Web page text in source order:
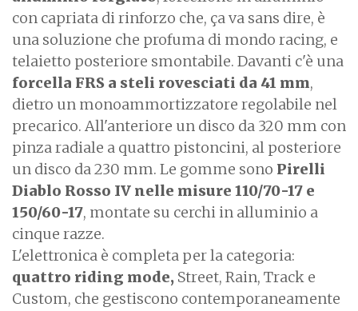
con capriata di rinforzo che, ça va sans dire, è
una soluzione che profuma di mondo racing, e
telaietto posteriore smontabile. Davanti c'è una
forcella FRS a steli rovesciati da 41 mm,
dietro un monoammortizzatore regolabile nel
precarico. All'anteriore un disco da 320 mm con
pinza radiale a quattro pistoncini, al posteriore
un disco da 230 mm. Le gomme sono Pirelli
Diablo Rosso IV nelle misure 110/70-17 e
150/60-17, montate su cerchi in alluminio a
cinque razze.
L'elettronica è completa per la categoria:
quattro riding mode, Street, Rain, Track e
Custom, che gestiscono contemporaneamente